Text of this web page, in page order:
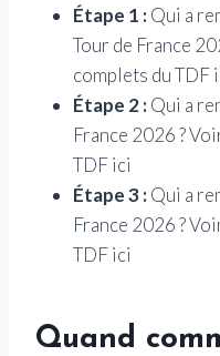
Étape 1 :Qui a
Tour de France
complets du TDF
Étape 2 :Qui a
France 2026 ?
TDF ici
Étape 3 :Qui a
France 2026 ?
TDF ici
Quand